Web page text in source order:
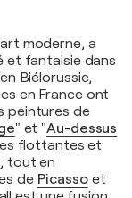
moderne, a
et fantaisie dans
Biélorussie,
en France ont
peintures de
" et "Au-dessus
flottantes et
tout en
de Picasso et